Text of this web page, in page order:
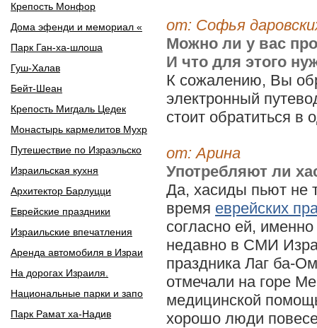
Крепость Монфор
Дома эфенди и мемориал «
Парк Ган-ха-шлоша
Гуш-Халав
Бейт-Шеан
Крепость Мигдаль Цедек
Монастырь кармелитов Мухр
Путешествие по Израэльско
Израильская кухня
Архитектор Барлуцци
Еврейские праздники
Израильские впечатления
Аренда автомобиля в Израи
На дорогах Израиля.
Национальные парки и запо
Парк Рамат ха-Надив
от: Софья
Можно ли у вас
И что для этого
К сожалению, Вы
электронный
стоит обратиться в
от: Арина
Употребляют ли
Да, хасиды пьют не
время еврейских
согласно ей,
недавно в СМИ
праздника Лаг ба-
отмечали на горе
медицинской
хорошо люди